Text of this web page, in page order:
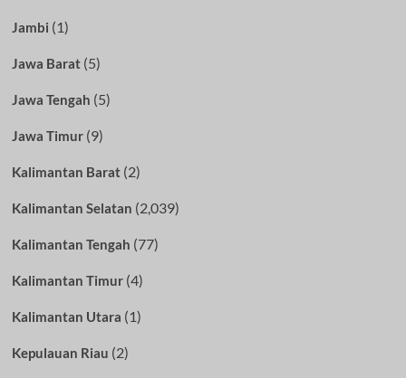
Jambi (1)
Jawa Barat(5)
Jawa Tengah (5)
Jawa Timur(9)
Kalimantan Barat(2)
Kalimantan Selatan (2,039)
Kalimantan Tengah (77)
Kalimantan Timur(4)
Kalimantan Utara (1)
Kepulauan Riau (2)